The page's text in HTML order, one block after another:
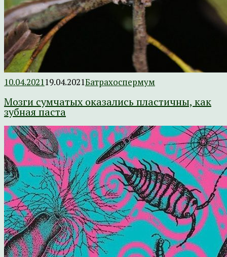
10.04.202119.04.2021Батрахоспермум
Мозги сумчатых оказались пластичны, как
зубная паста